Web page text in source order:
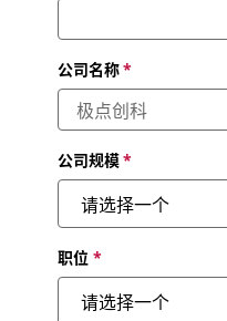
公司名称*
公司规模*
职位 *